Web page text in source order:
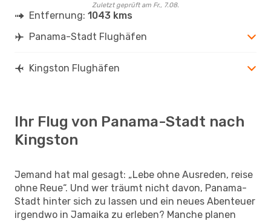
Zuletzt geprüft am Fr., 7.08.
Entfernung: 1043 kms
Panama-Stadt Flughäfen
Kingston Flughäfen
Ihr Flug von Panama-Stadt nach
Kingston
Jemand hat mal gesagt: „Lebe ohne Ausreden, reise
ohne Reue“. Und wer träumt nicht davon, Panama-
Stadt hinter sich zu lassen und ein neues Abenteuer
irgendwo in Jamaika zu erleben? Manche planen